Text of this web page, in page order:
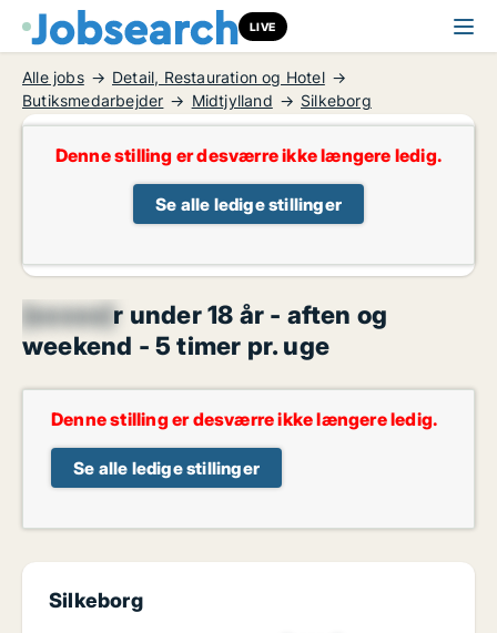
LIVE
Alle jobs
Detail, Restauration og Hotel
Butiksmedarbejder
Midtjylland Silkeborg
Denne stilling er desværre ikke længere ledig.
Se alle ledige stillinger
[xxxxx]r under 18 år - aften og
weekend - 5 timer pr. uge
Denne stilling er desværre ikke længere ledig.
Se alle ledige stillinger
Silkeborg